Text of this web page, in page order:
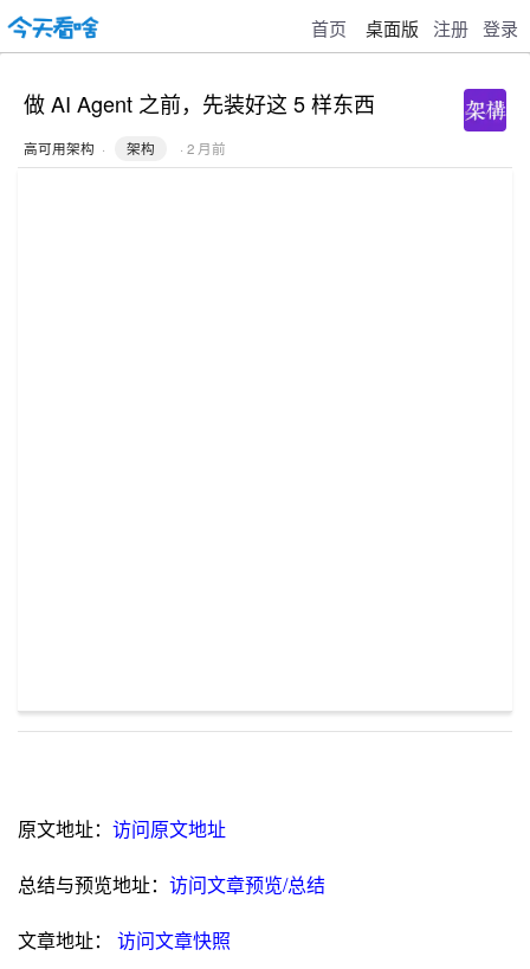
首页 桌面版 注册 登录
做 AI Agent 之前，先装好这 5 样东西
高可用架构 · 架构 · 2 月前
原文地址： 访问原文地址
总结与预览地址： 访问文章预览/总结
文章地址： 访问文章快照